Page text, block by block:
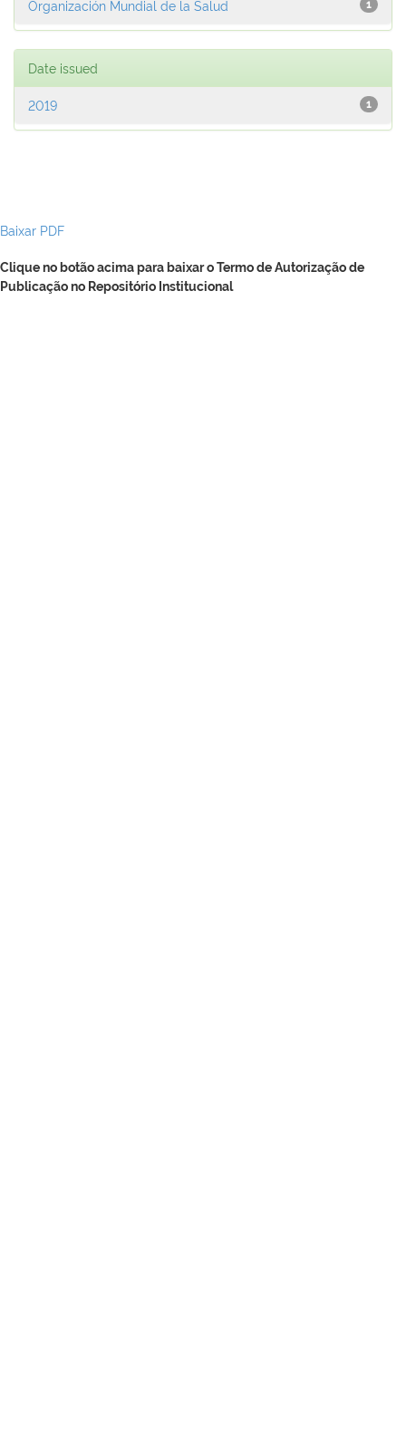
1
Organización Mundial de la Salud
Date issued
1
2019
Baixar PDF
Clique no botão acima para baixar o Termo de Autorização de
Publicação no Repositório Institucional